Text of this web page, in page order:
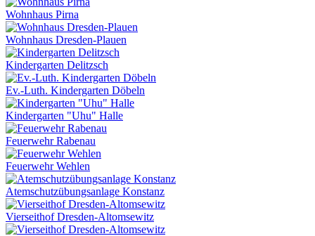
Wohnhaus Pirna
Wohnhaus Dresden-Plauen
Kindergarten Delitzsch
Ev.-Luth. Kindergarten Döbeln
Kindergarten "Uhu" Halle
Feuerwehr Rabenau
Feuerwehr Wehlen
Atemschutzübungsanlage Konstanz
Vierseithof Dresden-Altomsewitz